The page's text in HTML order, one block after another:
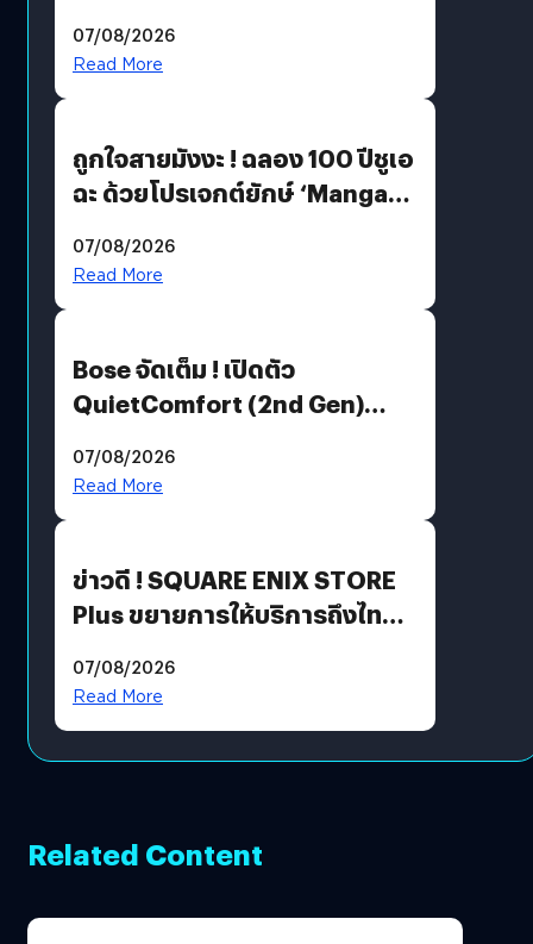
07/08/2026
Read More
ถูกใจสายมังงะ ! ฉลอง 100 ปีชูเอ
ฉะ ด้วยโปรเจกต์ยักษ์ ‘Manga
มีภาษาไทยด้วย
07/08/2026
Read More
Bose จัดเต็ม ! เปิดตัว
QuietComfort (2nd Gen)
07/08/2026
Read More
ข่าวดี ! SQUARE ENIX STORE
Plus ขยายการให้บริการถึงไทย
โดยตรง
07/08/2026
Read More
Related Content